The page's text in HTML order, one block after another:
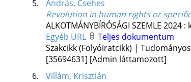
5.
András, Csehes
Revolution in human rights or
ALKOTMÁNYBÍRÓSÁGI SZEMLE 2024:
Egyéb URL
Teljes dokumentum
Szakcikk (Folyóiratcikk) | Tudományos
[35694631] [Admin láttamozott]
6.
Villám, Krisztián